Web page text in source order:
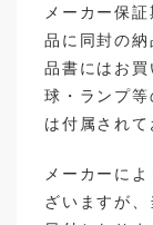
メーカー保
品に同封の
品書にはお
球・ランプ
は付属されて
メーカーに
ざいますが